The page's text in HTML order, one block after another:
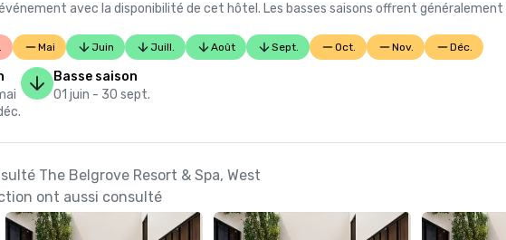
avec la disponibilité de cet hôtel. Les basses saisons offrent généralement
Mai Juin Juill. Août Sept. Oct. Nov. Déc.
Basse saison
01 juin - 30 sept.
The Belgrove Resort & Spa, West
ont aussi consulté